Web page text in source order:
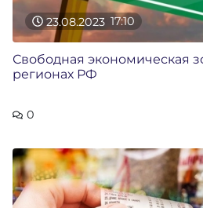
23.08.2023 17:10
Свободная экономическая
регионах РФ
0